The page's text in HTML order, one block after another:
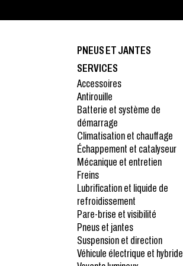
PNEUS ET JANTES
SERVICES
Accessoires
Antirouille
Batterie et système de
démarrage
Climatisation et chauffage
Échappement et catalyseur
Mécanique et entretien
Freins
Lubrification et liquide de
refroidissement
Pare-brise et visibilité
Pneus et jantes
Suspension et direction
Véhicule électrique et hybride